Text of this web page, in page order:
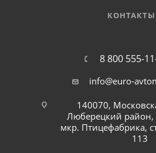
КОНТАКТЫ
8 800 555-
info@euro-
140070,
Люберецкий
мкр. Птицефабрика,
113